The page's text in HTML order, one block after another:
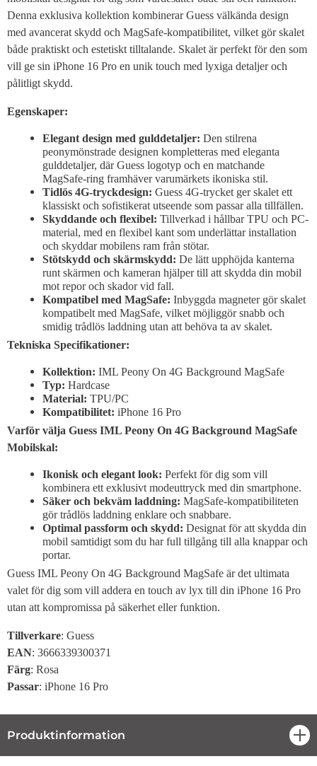
Denna exklusiva kollektion kombinerar Guess välkända design
med avancerat skydd och MagSafe-kompatibilitet, vilket gör skalet
både praktiskt och estetiskt tilltalande. Skalet är perfekt för den som
vill ge sin iPhone 16 Pro en unik touch med lyxiga detaljer och
pålitligt skydd.
Egenskaper:
Elegant design med gulddetaljer: Den stilrena
peonymönstrade designen kompletteras med eleganta
gulddetaljer, där Guess logotyp och en matchande
MagSafe-ring framhäver varumärkets ikoniska stil.
Tidlös 4G-tryckdesign: Guess 4G-trycket ger skalet ett
klassiskt och sofistikerat utseende som passar alla tillfällen.
Skyddande och flexibel: Tillverkad i hållbar TPU och PC-
material, med en flexibel kant som underlättar installation
och skyddar mobilens ram från stötar.
Stötskydd och skärmskydd: De lätt upphöjda kanterna
runt skärmen och kameran hjälper till att skydda din mobil
mot repor och skador vid fall.
Kompatibel med MagSafe: Inbyggda magneter gör skalet
kompatibelt med MagSafe, vilket möjliggör snabb och
smidig trådlös laddning utan att behöva ta av skalet.
Tekniska Specifikationer:
Kollektion: IML Peony On 4G Background MagSafe
Typ: Hardcase
Material: TPU/PC
Kompatibilitet: iPhone 16 Pro
Varför välja Guess IML Peony On 4G Background MagSafe
Mobilskal:
Ikonisk och elegant look: Perfekt för dig som vill
kombinera ett exklusivt modeuttryck med din smartphone.
Säker och bekväm laddning: MagSafe-kompatibiliteten
gör trådlös laddning enklare och snabbare.
Optimal passform och skydd: Designat för att skydda din
mobil samtidigt som du har full tillgång till alla knappar och
portar.
Guess IML Peony On 4G Background MagSafe är det ultimata
valet för dig som vill addera en touch av lyx till din iPhone 16 Pro
utan att kompromissa på säkerhet eller funktion.
Tillverkare: Guess
EAN: 3666339300371
Färg: Rosa
Passar: iPhone 16 Pro
Produktinformation